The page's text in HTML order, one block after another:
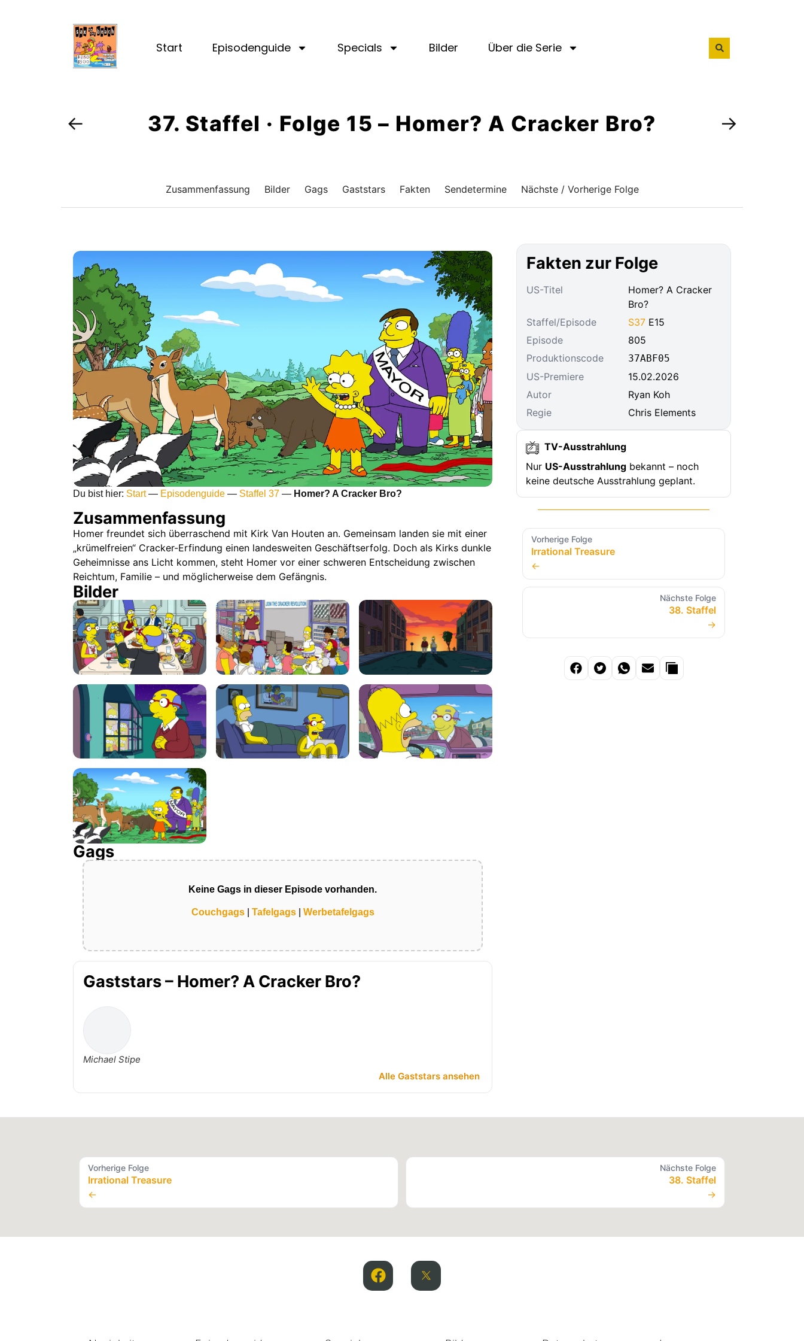
Start Episodenguide Specials Bilder Über die Serie
← 37. Staffel · Folge 15 – Homer? A Cracker Bro? →
Zusammenfassung Bilder Gags Gaststars Fakten Sendetermine Nächste / Vorherige Folge
Du bist hier: Start— Episodenguide — Staffel 37 — Homer? A Cracker Bro?
Zusammenfassung
Homer freundet sich überraschend mit Kirk Van Houten an. Gemeinsam landen sie mit einer
„krümelfreien“ Cracker-Erfindung einen landesweiten Geschäftserfolg. Doch als Kirks dunkle
Geheimnisse ans Licht kommen, steht Homer vor einer schweren Entscheidung zwischen
Reichtum, Familie – und möglicherweise dem Gefängnis.
Bilder
Gags
Keine Gags in dieser Episode vorhanden.
Couchgags| Tafelgags| Werbetafelgags
Gaststars – Homer? A Cracker Bro?
Michael Stipe
Alle Gaststars ansehen
Fakten zur Folge
US-Titel
Homer? A Cracker
Bro?
Staffel/Episode
S37 E15
Episode
805
Produktionscode
37ABF05
US-Premiere
15.02.2026
Autor
Ryan Koh
Regie
Chris Elements
TV-Ausstrahlung
Nur US-Ausstrahlung bekannt – noch
keine deutsche Ausstrahlung geplant.
Vorherige Folge
Irrational Treasure
←
Nächste Folge
38. Staffel
→
Vorherige Folge
Irrational Treasure
←
Nächste Folge
38. Staffel
→